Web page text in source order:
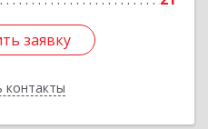
заявку
контакты
заявку